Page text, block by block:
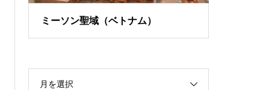
ミーソン聖域（ベトナム）
月を選択